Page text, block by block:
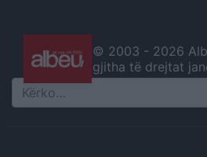
© 2003 - 2026
gjitha të drejtat
Search